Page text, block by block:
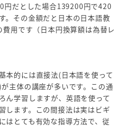
円だとした場合139200円で420
。その金額だと日本の日本語教
用です（日本円換算額は為替レ
本的には直接法(日本語を使って
主体の講座が多いです。この通
ん学習しますが、英語を使って
します。この間接法は実はビギ
はとても有効な指導方法で、従